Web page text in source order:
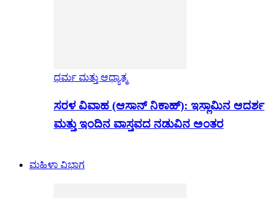
ಧರ್ಮ ಮತ್ತು ಆಧ್ಯಾತ್ಮ
ಸರಳ ವಿವಾಹ (ಆಸಾನ್ ನಿಕಾಹ್): ಇಸ್ಲಾಮಿನ ಆದರ್ಶ
ಮತ್ತು ಇಂದಿನ ವಾಸ್ತವದ ನಡುವಿನ ಅಂತರ
ಮಹಿಳಾ ವಿಭಾಗ